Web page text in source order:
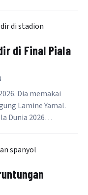
di Final Piala
Dia memakai
Lamine Yamal.
Dunia 2026…